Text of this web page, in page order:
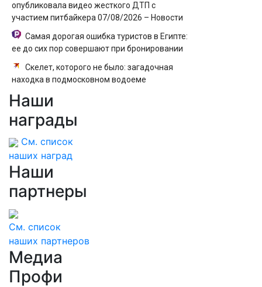
опубликовала видео жесткого ДТП с
участием питбайкера 07/08/2026 – Новости
Самая дорогая ошибка туристов в Египте:
ее до сих пор совершают при бронировании
Скелет, которого не было: загадочная
находка в подмосковном водоеме
«Это капитуляция и предательство
навязывании «похабного Брестского мира
Наши
награды
См. список
наших наград
Наши
партнеры
См. список
наших партнеров
Медиа
Профи